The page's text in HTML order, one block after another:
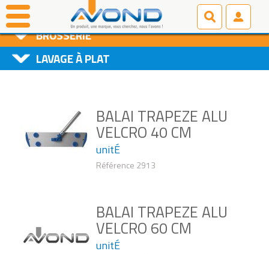
PRODUITS D'ENTRETIEN
BROSSERIE
LAVAGE À PLAT
BALAI TRAPEZE ALU
VELCRO 40 CM
unitÉ
Référence 2913
BALAI TRAPEZE ALU
VELCRO 60 CM
unitÉ